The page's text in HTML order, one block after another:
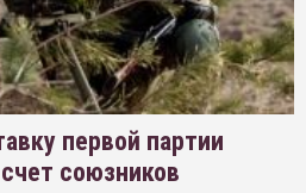
первой партии
союзников